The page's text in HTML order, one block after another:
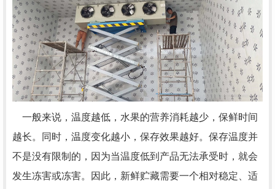
一般来说，温度越低，水果的营养消耗越少，保鲜时间
越长。同时，温度变化越小，保存效果越好。保存温度并
不是没有限制的，因为当温度低到产品无法承受时，就会
发生冻害或冻害。因此，新鲜贮藏需要一个相对稳定、适